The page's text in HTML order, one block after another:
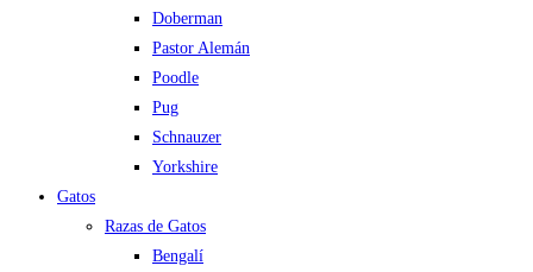
Doberman
Pastor Alemán
Poodle
Pug
Schnauzer
Yorkshire
Gatos
Razas de Gatos
Bengalí